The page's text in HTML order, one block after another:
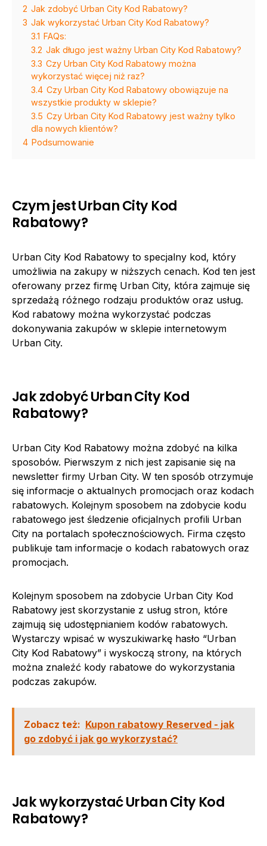
2 Jak zdobyć Urban City Kod Rabatowy?
3 Jak wykorzystać Urban City Kod Rabatowy?
3.1 FAQs:
3.2 Jak długo jest ważny Urban City Kod Rabatowy?
3.3 Czy Urban City Kod Rabatowy można
wykorzystać więcej niż raz?
3.4 Czy Urban City Kod Rabatowy obowiązuje na
wszystkie produkty w sklepie?
3.5 Czy Urban City Kod Rabatowy jest ważny tylko
dla nowych klientów?
4 Podsumowanie
Czym jest Urban City Kod
Rabatowy?
Urban City Kod Rabatowy to specjalny kod, który
umożliwia na zakupy w niższych cenach. Kod ten jest
oferowany przez firmę Urban City, która zajmuje się
sprzedażą różnego rodzaju produktów oraz usług.
Kod rabatowy można wykorzystać podczas
dokonywania zakupów w sklepie internetowym
Urban City.
Jak zdobyć Urban City Kod
Rabatowy?
Urban City Kod Rabatowy można zdobyć na kilka
sposobów. Pierwszym z nich jest zapisanie się na
newsletter firmy Urban City. W ten sposób otrzymuje
się informacje o aktualnych promocjach oraz kodach
rabatowych. Kolejnym sposobem na zdobycie kodu
rabatowego jest śledzenie oficjalnych profili Urban
City na portalach społecznościowych. Firma często
publikuje tam informacje o kodach rabatowych oraz
promocjach.
Kolejnym sposobem na zdobycie Urban City Kod
Rabatowy jest skorzystanie z usług stron, które
zajmują się udostępnianiem kodów rabatowych.
Wystarczy wpisać w wyszukiwarkę hasło “Urban
City Kod Rabatowy” i wyskoczą strony, na których
można znaleźć kody rabatowe do wykorzystania
podczas zakupów.
Zobacz też: Kupon rabatowy Reserved - jak
go zdobyć i jak go wykorzystać?
Jak wykorzystać Urban City Kod
Rabatowy?